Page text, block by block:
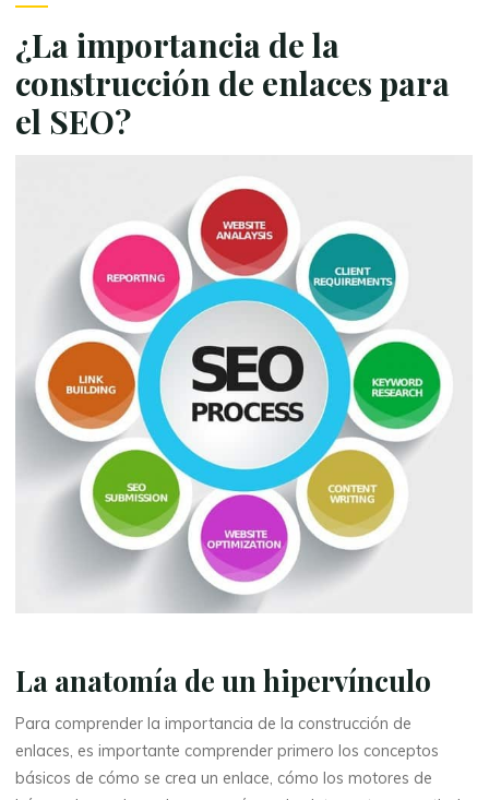
¿La importancia de la
construcción de enlaces para
el SEO?
La anatomía de un hipervínculo
Para comprender la importancia de la construcción de
enlaces, es importante comprender primero los conceptos
básicos de cómo se crea un enlace, cómo los motores de